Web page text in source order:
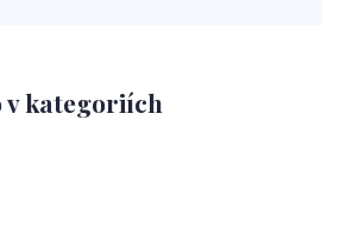
v kategoriích